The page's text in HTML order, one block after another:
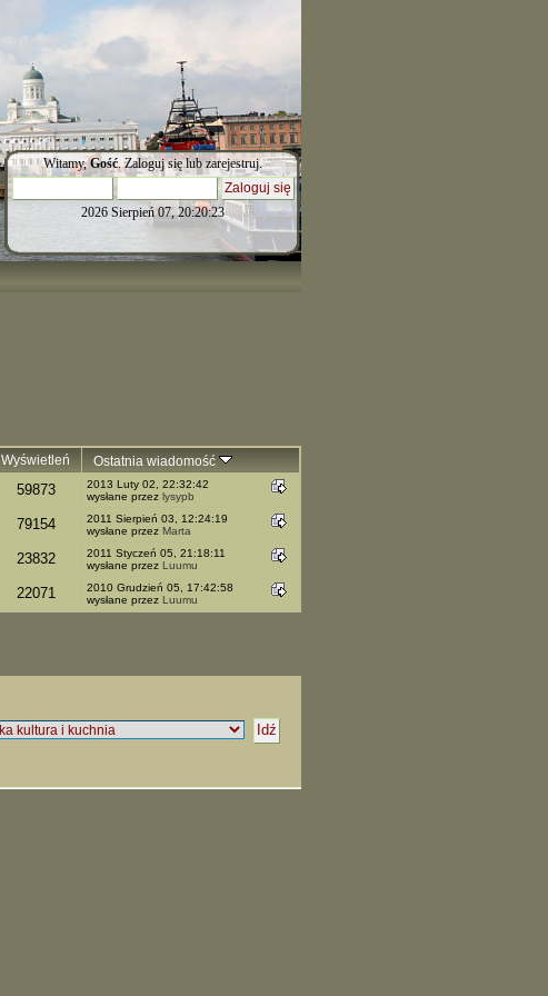
Witamy,Gość.Zaloguj sięlubzarejestruj.
2026 Sierpień 07, 20:20:23
Wyświetleń Ostatnia wiadomość
59873
2013 Luty 02, 22:32:42
wysłane przez lysypb
79154
2011 Sierpień 03, 12:24:19
wysłane przez Marta
23832
2011 Styczeń 05, 21:18:11
wysłane przez Luumu
22071
2010 Grudzień 05, 17:42:58
wysłane przez Luumu